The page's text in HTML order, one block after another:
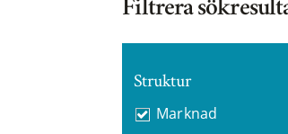
Filtrera
Struktur
Marknad